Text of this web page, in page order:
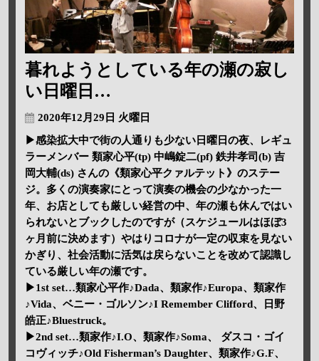
暮れようとしている年の瀬の寂し
い日曜日…
2020年12月29日 火曜日
▶感染拡大中で街の人通りも少ない日曜日の夜、レギュ
ラーメンバー 類家心平(tp) 中嶋錠二(pf) 鉄井孝司(b) 吉
岡大輔(ds) さんの《類家心平クァルテット》のステー
ジ。多くの演奏家にとって演奏の機会の少なかった一
年、お店としても厳しい経営の中、年の瀬も休んではい
られないとブックしたのですが（スケジュールはほぼ3
ヶ月前に決めます）やはりコロナが一定の収束を見ない
かぎり、社会活動に活気は戻らないことを改めて認識し
ている厳しい年の瀬です。
▶1st set…類家心平作♪Dada、類家作♪Europa、類家作
♪Vida、ベニー・ゴルソン♪I Remember Clifford、日野
皓正♪Bluestruck。
▶2nd set…類家作♪I.O、類家作♪Soma、 ダスコ・ゴイ
コヴィッチ♪Old Fisherman’s Daughter、類家作♪G.F、